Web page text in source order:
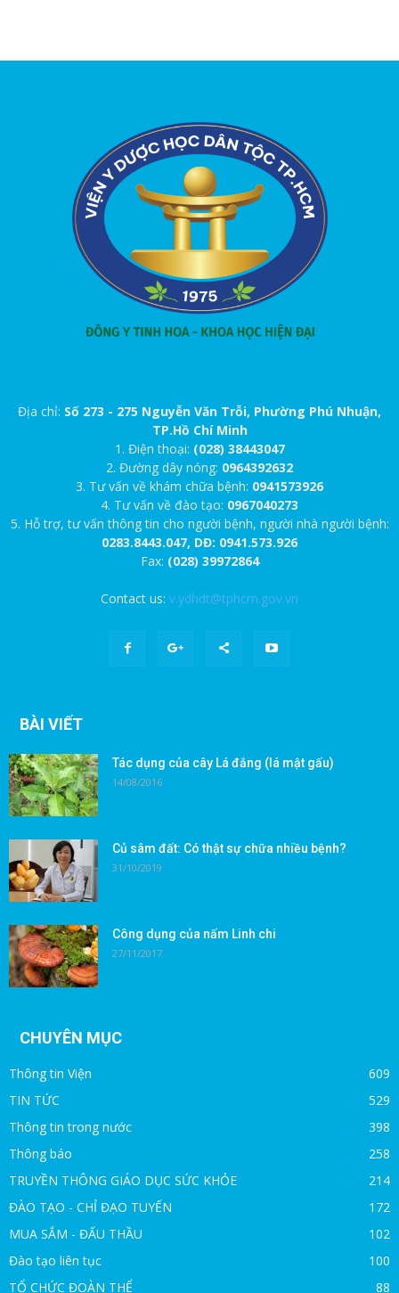
Địa chỉ: Số 273 - 275 Nguyễn Văn Trỗi, Phường Phú Nhuận,
TP.Hồ Chí Minh
1. Điện thoại: (028) 38443047
2. Đường dây nóng: 0964392632
3. Tư vấn về khám chữa bệnh: 0941573926
4. Tư vấn về đào tạo: 0967040273
5. Hỗ trợ, tư vấn thông tin cho người bệnh, người nhà người bệnh:
0283.8443.047, DĐ: 0941.573.926
Fax: (028) 39972864
Contact us: v.ydhdt@tphcm.gov.vn
BÀI VIẾT
Tác dụng của cây Lá đắng (lá mật gấu)
14/08/2016
Củ sâm đất: Có thật sự chữa nhiều bệnh?
31/10/2019
Công dụng của nấm Linh chi
27/11/2017
CHUYÊN MỤC
Thông tin Viện
609
TIN TỨC
529
Thông tin trong nước
398
Thông báo
258
TRUYỀN THÔNG GIÁO DỤC SỨC KHỎE
214
ĐÀO TẠO - CHỈ ĐẠO TUYẾN
172
MUA SẮM - ĐẤU THẦU
102
Đào tạo liên tục
100
TỔ CHỨC ĐOÀN THỂ
88